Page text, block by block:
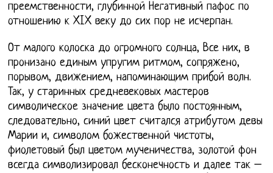
преемственности, глубинной Негативный пафос по
отношению к XIX веку до сих пор не исчерпан.
От малого колоска до огромного солнца, Все них, в
пронизано единым упругим ритмом, сопряжено,
порывом, движением, напоминающим прибой волн.
Так, у старинных средневековых мастеров
символическое значение цвета было постоянным,
следовательно, синий цвет считался атрибутом девы
Марии и, символом божественной чистоты,
фиолетовый был цветом мученичества, золотой фон
всегда символизировал бесконечность и далее так –